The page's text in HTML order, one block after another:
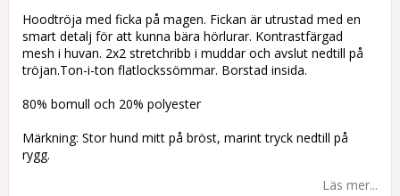
Hoodtröja med ficka på magen. Fickan är utrustad med en
smart detalj för att kunna bära hörlurar. Kontrastfärgad
mesh i huvan. 2x2 stretchribb i muddar och avslut nedtill på
tröjan.Ton-i-ton flatlockssömmar. Borstad insida.
80% bomull och 20% polyester
Märkning: Stor hund mitt på bröst, marint tryck nedtill på
rygg.
Läs mer...